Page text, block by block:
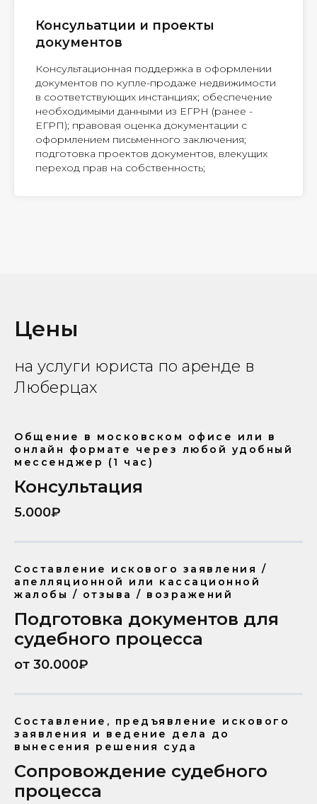
Консульатции и проекты
документов
Консультационная поддержка в оформлении
документов по купле-продаже недвижимости
в соответствующих инстанциях; обеспечение
необходимыми данными из ЕГРН (ранее -
ЕГРП); правовая оценка документации с
оформлением письменного заключения;
подготовка проектов документов, влекущих
переход прав на собственность;
Цены
на услуги юриста по аренде в
Люберцах
Общение в московском офисе или в
онлайн формате через любой удобный
мессенджер (1 час)
Консультация
5.000₽
Составление искового заявления /
апелляционной или кассационной
жалобы / отзыва / возражений
Подготовка документов для
судебного процесса
от 30.000₽
Составление, предъявление искового
заявления и ведение дела до
вынесения решения суда
Сопровождение судебного
процесса